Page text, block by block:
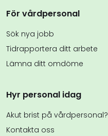
För vårdpersonal
Sök nya jobb
Tidrapportera ditt arbete
Lämna ditt omdöme
Hyr personal idag
Akut brist på vårdpersonal?
Kontakta oss